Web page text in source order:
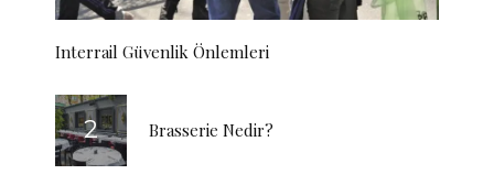
Interrail Güvenlik Önlemleri
Brasserie Nedir?